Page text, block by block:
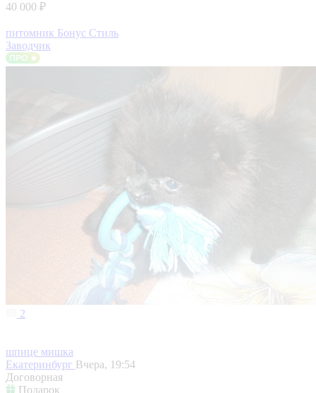
40 000 ₽
питомник Бонус Стиль
Заводчик
2
шпице мишка
Екатеринбург Вчера, 19:54
Договорная
Подарок